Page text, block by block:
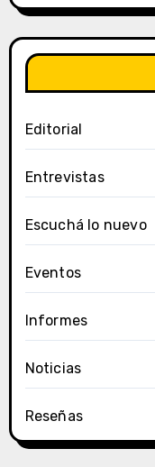
Editorial
Entrevistas
Escuchá lo nuevo
Eventos
Informes
Noticias
Reseñas